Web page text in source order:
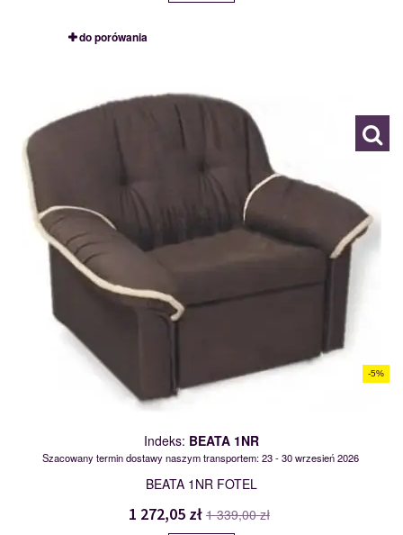
do porówania
Indeks: BEATA 1NR
-5%
Szacowany termin dostawy naszym transportem: 23 - 30 wrzesień 2026
BEATA 1NR FOTEL
1 272,05 zł 1 339,00 zł